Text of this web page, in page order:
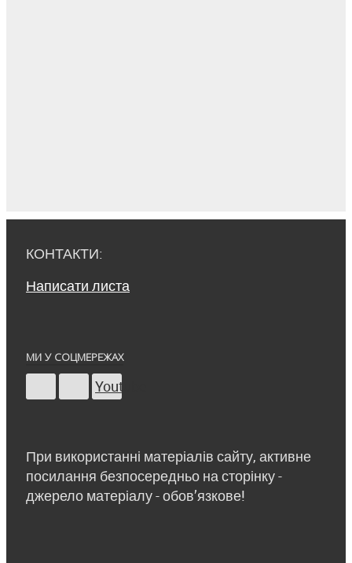
КОНТАКТИ:
Написати листа
МИ У СОЦМЕРЕЖАХ
Youtube
При використанні матеріалів сайту, активне
посилання безпосередньо на сторінку -
джерело матеріалу - обов’язкове!